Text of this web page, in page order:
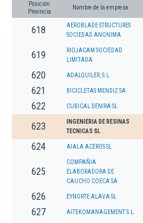
Posición
Provincia
Nombre de la empresa
618
AEROBLADE STRUCTURES
SOCIEDAD ANONIMA
619
RIOJACAM SOCIEDAD
LIMITADA
620 ADALQUILER, S.L.
621 BICICLETAS MENDIZ SA
622 CUBICAL DENIRA SL
623
INGENIERIA DE RESINAS
TECNICAS SL
624 AIALA ACEROS SL.
625
COMPAÑIA
ELABORADORA DE
CAUCHO COECA SA
626 EYNORTE ALAVA SL
627 AITEKOMANAGEMENT S.L.